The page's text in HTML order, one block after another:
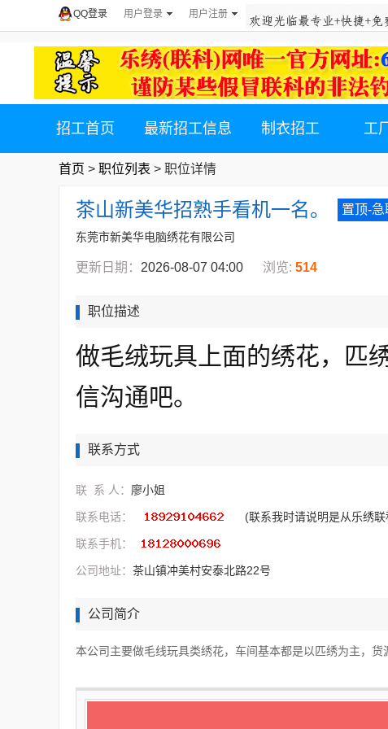
用户登录 用户注册
QQ登录
招工首页 最新招工信息 制衣招工 工
首页 > 职位列表 > 职位详情
茶山新美华招熟手看机一名。 置顶-急
东莞市新美华电脑绣花有限公司
更新日期： 2026-08-07 04:00 浏览: 514
职位描述
做毛绒玩具上面的绣花，匹
信沟通吧。
联系方式
联 系 人： 廖小姐
联系电话： (联系我时请说明是从乐绣
联系手机：
公司地址： 茶山镇冲美村安泰北路22号
公司简介
本公司主要做毛线玩具类绣花，车间基本都是以匹绣为主，货